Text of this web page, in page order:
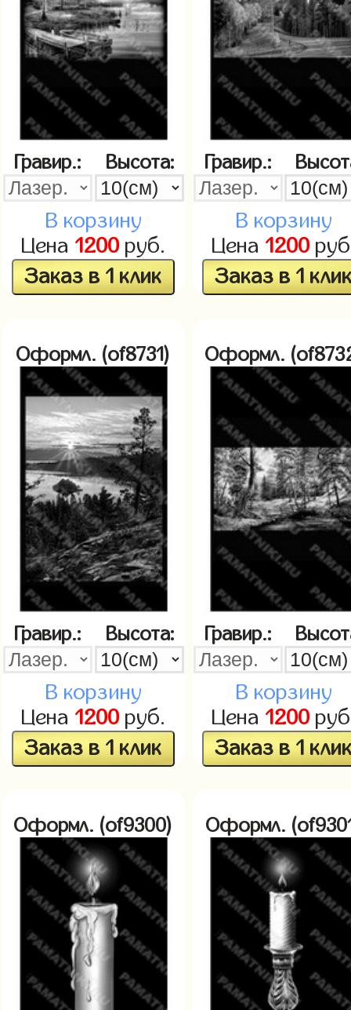
Гравир.: Высота:
В корзину
Цена 1200руб.
Заказ в 1 клик
Гравир.:
В корзину
Цена 1200
Заказ в 1
Оформл. (of8731)
Гравир.: Высота:
В корзину
Цена 1200руб.
Заказ в 1 клик
Оформл.
Гравир.:
В корзину
Цена 1200
Заказ в 1
Оформл. (of9300) Оформл.